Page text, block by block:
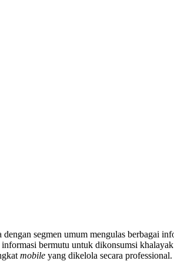
segmen umum mengulas berbagai
bermutu untuk dikonsumsi
mobile yang dikelola secara professional.